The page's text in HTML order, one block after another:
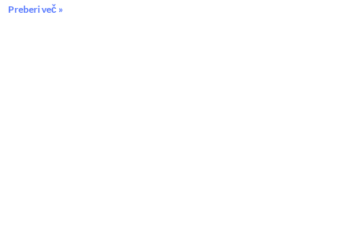
Preberi več »